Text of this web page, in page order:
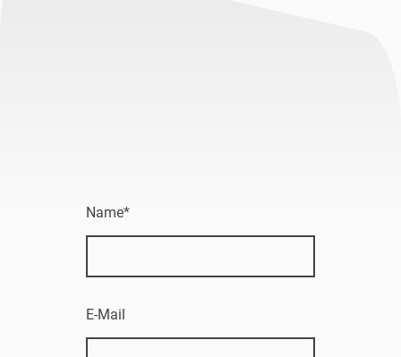
Name*
E-Mail